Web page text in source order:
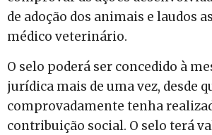
de adoção dos animais e laudos
médico veterinário.
O selo poderá ser concedido à
jurídica mais de uma vez, desde
comprovadamente tenha
contribuição social. O selo terá